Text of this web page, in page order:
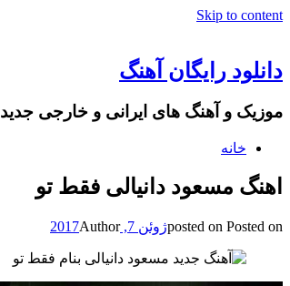
Skip to content
دانلود رایگان آهنگ
موزیک و آهنگ های ایرانی و خارجی جدید
خانه
اهنگ مسعود دانیالی فقط تو
posted on Posted on ژوئن 7, 2017 Author